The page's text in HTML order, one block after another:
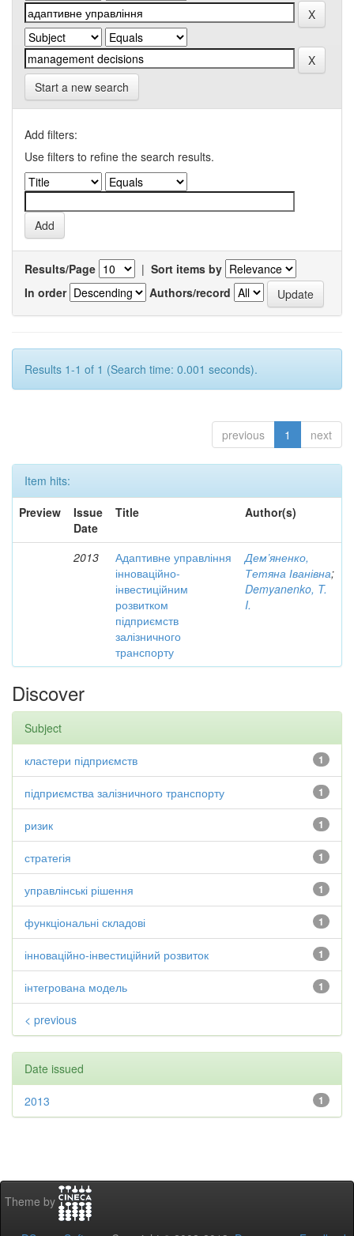
Start a new search
Add filters:
Use filters to refine the search results.
Results/Page | Sort items by
In order
Authors/record
Results 1-1 of 1 (Search time: 0.001 seconds).
previous 1 next
Item hits:
Preview
Issue
Date
Title Author(s)
2013
Адаптивне управління
інноваційно-
інвестиційним
розвитком
підприємств
залізничного
транспорту
Дем’яненко,
Тетяна Іванівна;
Demyanenko, T.
I.
Discover
Subject
1
кластери підприємств
1
підприємства залізничного транспорту
1
ризик
1
стратегія
1
управлінські рішення
1
функціональні складові
1
інноваційно-інвестиційний розвиток
1
інтегрована модель
< previous
Date issued
1
2013
Theme by